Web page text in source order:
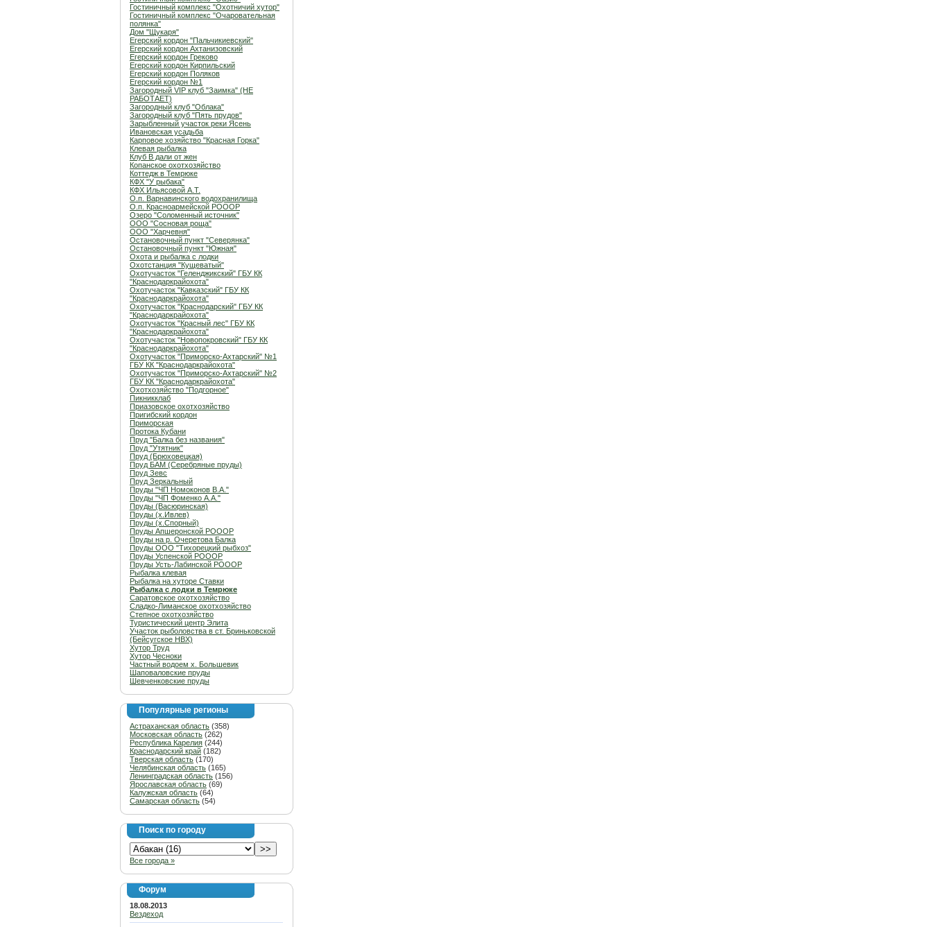
Гостиничный комплекс "Охотничий хутор"
Гостиничный комплекс "Очаровательная
полянка"
Дом "Щукаря"
Егерский кордон "Пальчикиевский"
Егерский кордон Ахтанизовский
Егерский кордон Греково
Егерский кордон Кирпильский
Егерский кордон Поляков
Егерский кордон №1
Загородный VIP клуб "Заимка" (НЕ
РАБОТАЕТ)
Загородный клуб "Облака"
Загородный клуб "Пять прудов"
Зарыбленный участок реки Ясень
Ивановская усадьба
Карповое хозяйство "Красная Горка"
Клевая рыбалка
Клуб В дали от жен
Копанское охотхозяйство
Коттедж в Темрюке
КФХ "У рыбака"
КФХ Ильясовой А.Т.
О.п. Варнавинского водохранилища
О.п. Красноармейской РОООР
Озеро "Соломенный источник"
ООО "Сосновая роща"
ООО "Харчевня"
Остановочный пункт "Северянка"
Остановочный пункт "Южная"
Охота и рыбалка с лодки
Охотстанция "Кущеватый"
Охотучасток "Геленджикский" ГБУ КК
"Краснодаркрайохота"
Охотучасток "Кавказский" ГБУ КК
"Краснодаркрайохота"
Охотучасток "Краснодарский" ГБУ КК
"Краснодаркрайохота"
Охотучасток "Красный лес" ГБУ КК
"Краснодаркрайохота"
Охотучасток "Новопокровский" ГБУ КК
"Краснодаркрайохота"
Охотучасток "Приморско-Ахтарский" №1
ГБУ КК "Краснодаркрайохота"
Охотучасток "Приморско-Ахтарский" №2
ГБУ КК "Краснодаркрайохота"
Охотхозяйство "Подгорное"
Пикникклаб
Приазовское охотхозяйство
Пригибский кордон
Приморская
Протока Кубани
Пруд "Балка без названия"
Пруд "Утятник"
Пруд (Брюховецкая)
Пруд БАМ (Серебряные пруды)
Пруд Зевс
Пруд Зеркальный
Пруды "ЧП Номоконов В.А."
Пруды "ЧП Фоменко А.А."
Пруды (Васюринская)
Пруды (х.Ивлев)
Пруды (х.Спорный)
Пруды Апшеронской РОООР
Пруды на р. Очеретова Балка
Пруды ООО "Тихорецкий рыбхоз"
Пруды Успенской РОООР
Пруды Усть-Лабинской РОООР
Рыбалка клевая
Рыбалка на хуторе Ставки
Рыбалка с лодки в Темрюке
Саратовское охотхозяйство
Сладко-Лиманское охотхозяйство
Степное охотхозяйство
Туристический центр Элита
Участок рыболовства в ст. Бриньковской
(Бейсугское НВХ)
Хутор Труд
Хутор Чесноки
Частный водоем х. Большевик
Шаповаловские пруды
Шевченковские пруды
Популярные регионы
Астраханская область (358)
Московская область (262)
Республика Карелия (244)
Краснодарский край (182)
Тверская область (170)
Челябинская область (165)
Ленинградская область (156)
Ярославская область (69)
Калужская область (64)
Самарская область (54)
Поиск по городу
Все города »
Форум
18.08.2013
Вездеход